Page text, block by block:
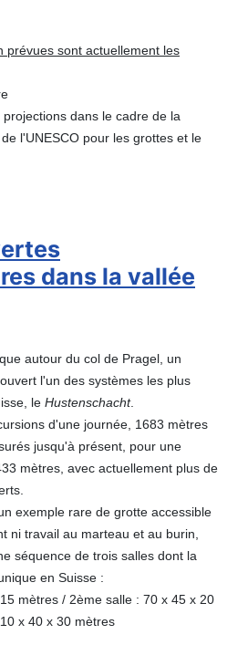
prévues sont actuellement les
dans le cadre de la
l'UNESCO pour les grottes et le
dans la vallée
autour du col de Pragel, un
l'un des systèmes les plus
le Hustenschacht.
d'une journée, 1683 mètres
jusqu'à présent, pour une
mètres, avec actuellement plus de
exemple rare de grotte accessible
ni travail au marteau et au burin,
séquence de trois salles dont la
en Suisse :
mètres / 2ème salle : 70 x 45 x 20
x 40 x 30 mètres